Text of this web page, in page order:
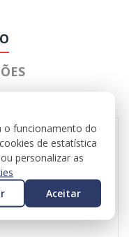
Coupé (C118)
o funcionamento do
de estatística
personalizar as
Aceitar